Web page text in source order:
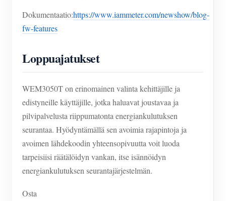
Dokumentaatio:https://www.iammeter.com/newshow/blog-
fw-features
Loppuajatukset
WEM3050T on erinomainen valinta kehittäjille ja
edistyneille käyttäjille, jotka haluavat joustavaa ja
pilvipalvelusta riippumatonta energiankulutuksen
seurantaa. Hyödyntämällä sen avoimia rajapintoja ja
avoimen lähdekoodin yhteensopivuutta voit luoda
tarpeisiisi räätälöidyn vankan, itse isännöidyn
energiankulutuksen seurantajärjestelmän.
Osta